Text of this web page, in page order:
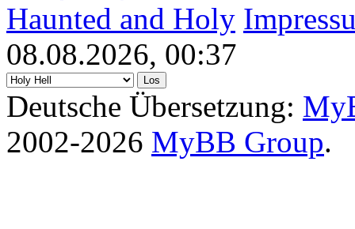
Haunted and Holy
08.08.2026, 00:37
Deutsche Übersetzung:
2002-2026 MyBB Group.